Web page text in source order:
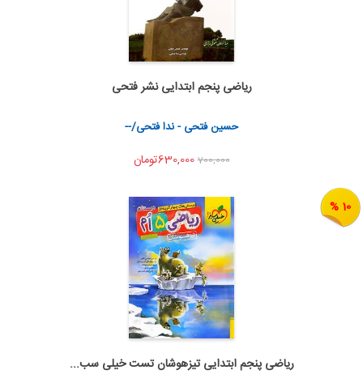
اضافه به سبد خرید
اشتراک گذاری
ریاضی پنجم ابتدایی نشر فتحی
حسین فتحی - ندا فتحی/--
700,000630,000تومان
10 %
اضافه به سبد خرید
ریاضی پنجم ابتدایی تیزهوشان تست خیلی سب...